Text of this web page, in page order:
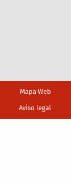
Mapa Web
Aviso legal